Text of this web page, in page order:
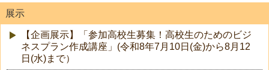
展示
【企画展示】「参加高校生募集！高校生のためのビジ
ネスプラン作成講座」(令和8年7月10日(金)から8月12
日(水)まで）